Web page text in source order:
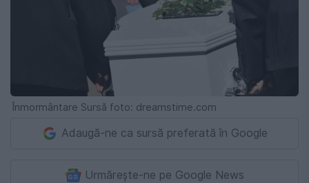
Înmormântare Sursă foto: dreamstime.com
Adaugă-ne ca sursă preferată în Google
Urmărește-ne pe Google News